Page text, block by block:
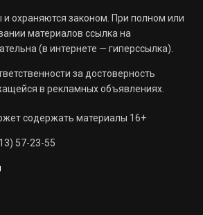
охраняются законом. При полном или
материалов ссылка на
(в интернете — гиперссылка).
за достоверность
в рекламных объявлениях.
содержать материалы 16+
57-23-55